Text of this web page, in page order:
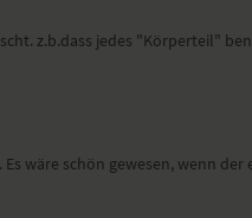
z.b.dass jedes "Körperteil"
wäre schön gewesen, wenn